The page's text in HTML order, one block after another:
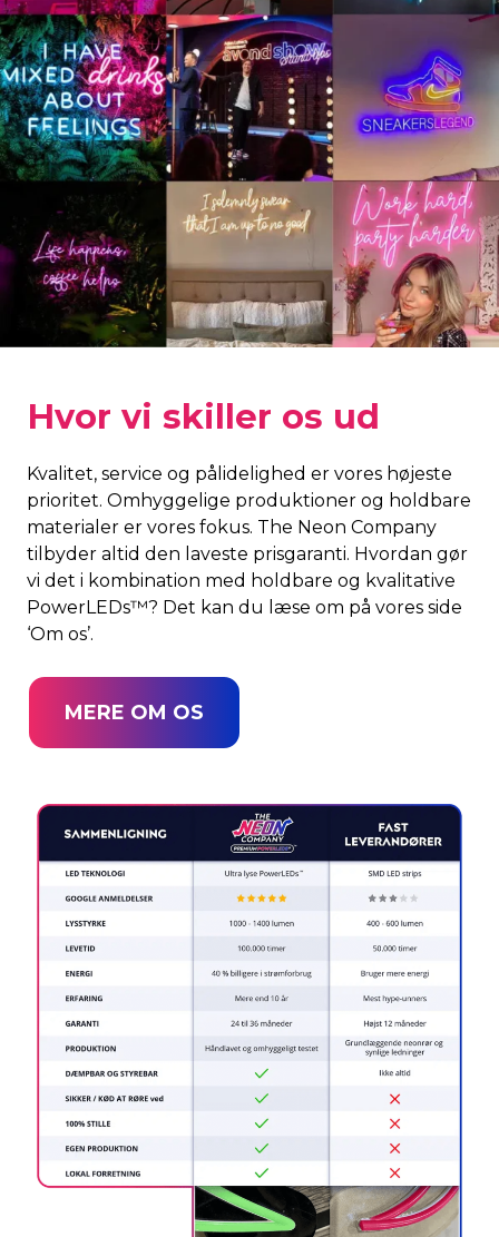
Hvor vi skiller os ud
Kvalitet, service og pålidelighed er vores højeste
prioritet. Omhyggelige produktioner og holdbare
materialer er vores fokus. The Neon Company
tilbyder altid den laveste prisgaranti. Hvordan gør
vi det i kombination med holdbare og kvalitative
PowerLEDs™? Det kan du læse om på vores side
‘Om os’.
MERE OM OS